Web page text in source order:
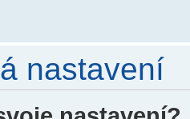
nastavení